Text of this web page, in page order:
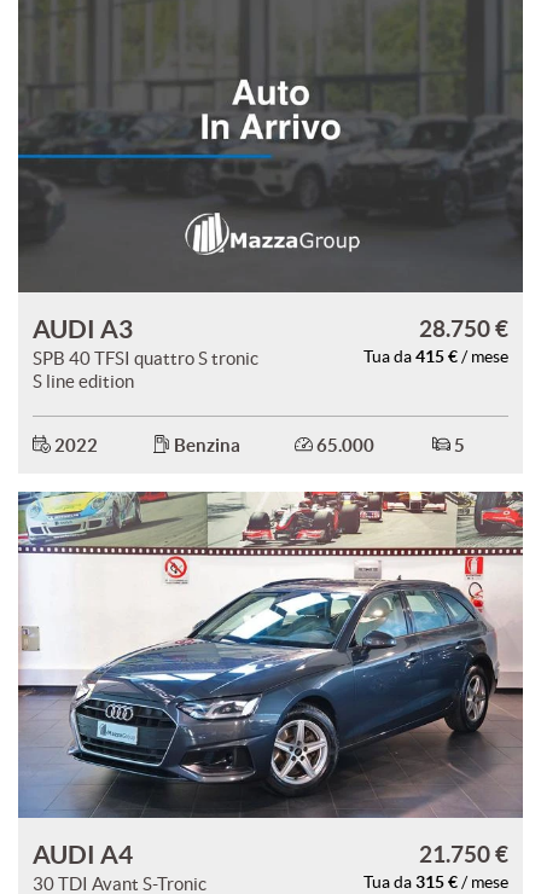
AUDI A3
SPB 40 TFSI quattro S tronic
S line edition
28.750 €
Tua da 415 € / mese
2022 Benzina 65.000 5
AUDI A4
30 TDI Avant S-Tronic
21.750 €
Tua da 315 € / mese